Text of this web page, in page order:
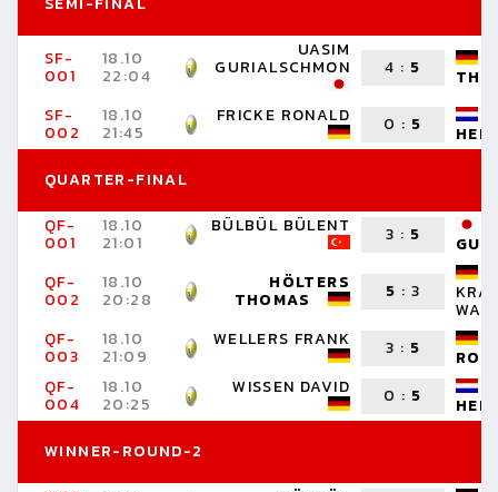
SF-
001
18.10
22:04
UASIM
GURIALSCHMON 4 : 5
SF-
002
18.10
21:45
FRICKE RONALD 0 : 5
QUARTER-FINAL
QF-
001
18.10
21:01
BÜLBÜL BÜLENT 3 : 5
QF-
002
18.10
20:28
HÖLTERS
THOMAS 5 : 3
QF-
003
18.10
21:09
WELLERS FRANK 3 : 5
QF-
004
18.10
20:25
WISSEN DAVID 0 : 5
WINNER-ROUND-2